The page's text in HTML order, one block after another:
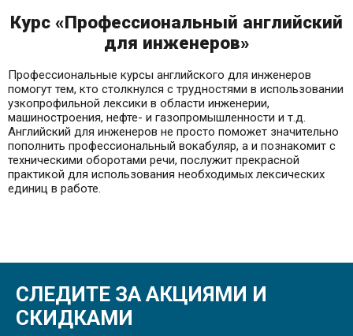
Курс «Профессиональный английский
для инженеров»
Профессиональные курсы английского для инженеров
помогут тем, кто столкнулся с трудностями в использовании
узкопрофильной лексики в области инженерии,
машиностроения, нефте- и газопромышленности и т.д.
Английский для инженеров не просто поможет значительно
пополнить профессиональный вокабуляр, а и познакомит с
техническими оборотами речи, послужит прекрасной
практикой для использования необходимых лексических
единиц в работе.
СЛЕДИТЕ ЗА АКЦИЯМИ И
СКИДКАМИ